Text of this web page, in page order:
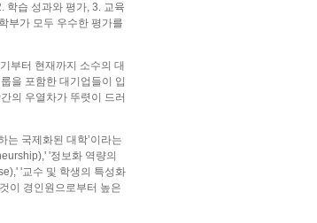
학습 성과와 평가, 3. 교육
부가 모두 우수한 평가를
부터 현재까지 소수의 대
을 포함한 대기업들이 입
의 우열차가 뚜렷이 드러
는 국제화된 대학’이라는
'정보화 역량의
'교수 및 학생의 특성화
이 경인원으로부터 높은